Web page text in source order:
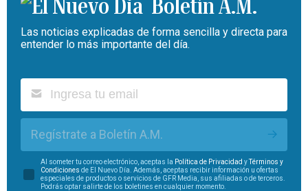
Boletín A.M.
Las noticias explicadas de forma sencilla y directa para
entender lo más importante del día.
Regístrate a Boletín A.M.
Al someter tu correo electrónico, aceptas la Política de Privacidad yTérminos y
Condiciones de El Nuevo Día. Además, aceptas recibir información u ofertas
especiales de productos o servicios de GFR Media, sus afiliadas o de terceros.
Podrás optar salirte de los boletines en cualquier momento.